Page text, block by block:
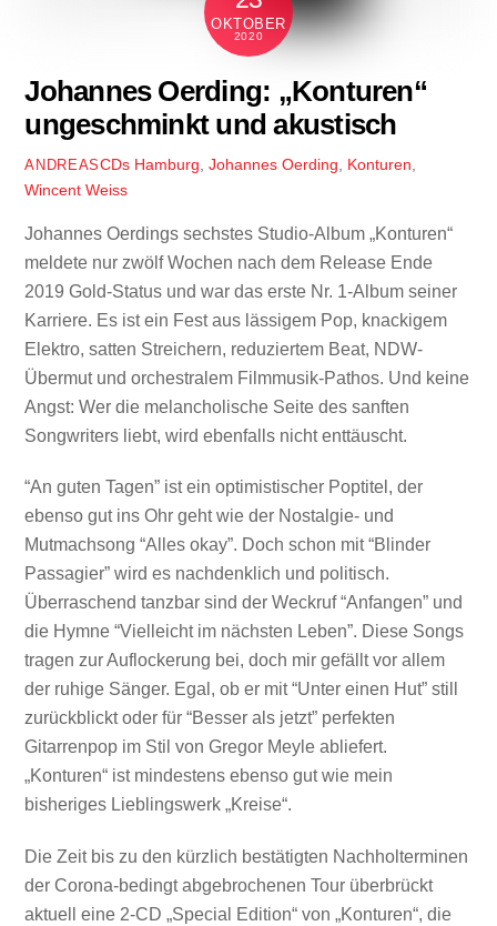
OKTOBER
2020
Johannes Oerding: „Konturen“
ungeschminkt und akustisch
ANDREASCDs Hamburg, Johannes Oerding, Konturen,
Wincent Weiss
Johannes Oerdings sechstes Studio-Album „Konturen“
meldete nur zwölf Wochen nach dem Release Ende
2019 Gold-Status und war das erste Nr. 1-Album seiner
Karriere. Es ist ein Fest aus lässigem Pop, knackigem
Elektro, satten Streichern, reduziertem Beat, NDW-
Übermut und orchestralem Filmmusik-Pathos. Und keine
Angst: Wer die melancholische Seite des sanften
Songwriters liebt, wird ebenfalls nicht enttäuscht.
“An guten Tagen” ist ein optimistischer Poptitel, der
ebenso gut ins Ohr geht wie der Nostalgie- und
Mutmachsong “Alles okay”. Doch schon mit “Blinder
Passagier” wird es nachdenklich und politisch.
Überraschend tanzbar sind der Weckruf “Anfangen” und
die Hymne “Vielleicht im nächsten Leben”. Diese Songs
tragen zur Auflockerung bei, doch mir gefällt vor allem
der ruhige Sänger. Egal, ob er mit “Unter einen Hut” still
zurückblickt oder für “Besser als jetzt” perfekten
Gitarrenpop im Stil von Gregor Meyle abliefert.
„Konturen“ ist mindestens ebenso gut wie mein
bisheriges Lieblingswerk „Kreise“.
Die Zeit bis zu den kürzlich bestätigten Nachholterminen
der Corona-bedingt abgebrochenen Tour überbrückt
aktuell eine 2-CD „Special Edition“ von „Konturen“, die